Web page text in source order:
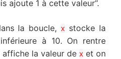
ajoute 1 à cette valeur”.
la boucle, x stocke la
à 10. On rentre
la valeur de x et on